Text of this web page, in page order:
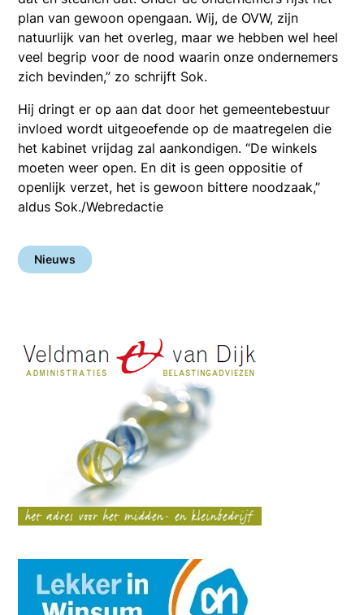
plan van gewoon opengaan. Wij, de OVW, zijn
natuurlijk van het overleg, maar we hebben wel heel
veel begrip voor de nood waarin onze ondernemers
zich bevinden,” zo schrijft Sok.
Hij dringt er op aan dat door het gemeentebestuur
invloed wordt uitgeoefende op de maatregelen die
het kabinet vrijdag zal aankondigen. “De winkels
moeten weer open. En dit is geen oppositie of
openlijk verzet, het is gewoon bittere noodzaak,”
aldus Sok./Webredactie
Nieuws